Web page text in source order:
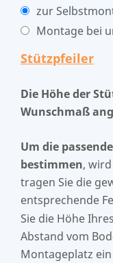
zur
Montage bei
Stützpfeiler
Die Höhe der
Wunschmaß
Um die
bestimmen,
tragen Sie die
entsprechende
Sie die Höhe
Abstand vom
Montageplatz